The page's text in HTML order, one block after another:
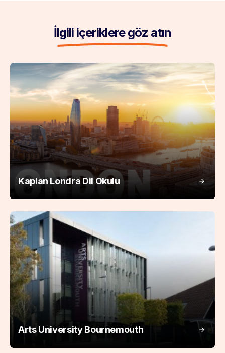
İlgili içeriklere göz atın
Kaplan Londra Dil Okulu
Arts University Bournemouth